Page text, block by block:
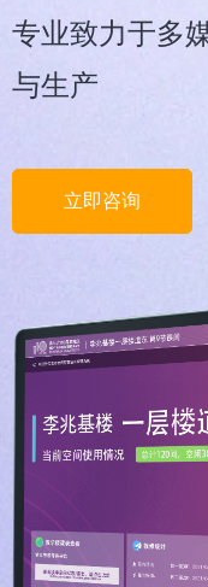
专业致力于多
与生产
立即咨询